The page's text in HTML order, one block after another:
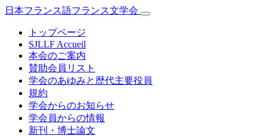
日本フランス語フランス文学会
トップページ
SJLLF Accueil
本会のご案内
賛助会員リスト
学会のあゆみと歴代主要役員
規約
学会からのお知らせ
学会員からの情報
新刊・博士論文